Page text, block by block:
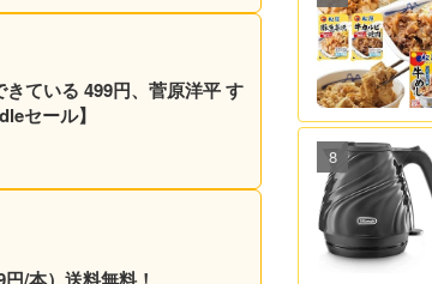
ている 499円、菅原洋平 す
セール】
/本）送料無料！